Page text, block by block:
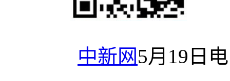
中新网5月19日